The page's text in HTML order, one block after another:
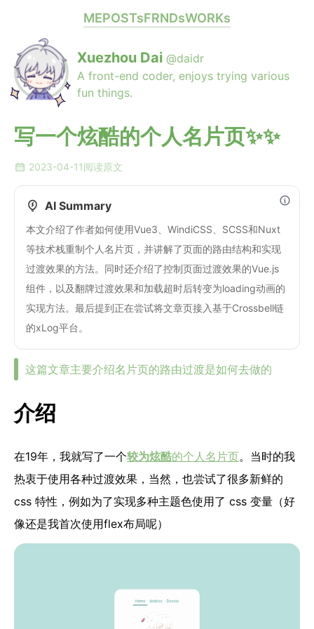
MEPOSTsFRNDsWORKs
Xuezhou Dai @daidr
A front-end coder, enjoys trying various
fun things.
写一个炫酷的个人名片页✨✨
2023-04-11阅读原文
AI Summary
本文介绍了作者如何使用Vue3、WindiCSS、SCSS和Nuxt
等技术栈重制个人名片页，并讲解了页面的路由结构和实现
过渡效果的方法。同时还介绍了控制页面过渡效果的Vue.js
组件，以及翻牌过渡效果和加载超时后转变为loading动画的
实现方法。最后提到正在尝试将文章页接入基于Crossbell链
的xLog平台。
这篇文章主要介绍名片页的路由过渡是如何去做的
介绍
在19年，我就写了一个较为炫酷的个人名片页。当时的我
热衷于使用各种过渡效果，当然，也尝试了很多新鲜的
css 特性，例如为了实现多种主题色使用了 css 变量（好
像还是我首次使用flex布局呢）
@ 2026 DAIDR'S HOUSE